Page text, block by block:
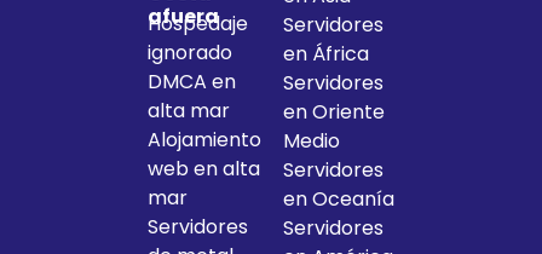
afuera
Hospedaje
ignorado
DMCA en
alta mar
Alojamiento
web en alta
mar
Servidores
Servidores
en África
Servidores
en Oriente
Medio
Servidores
en Oceanía
Servidores